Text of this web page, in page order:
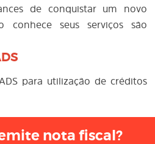
de conquistar um novo
conhece seus serviços são
para utilização de créditos
nota fiscal?